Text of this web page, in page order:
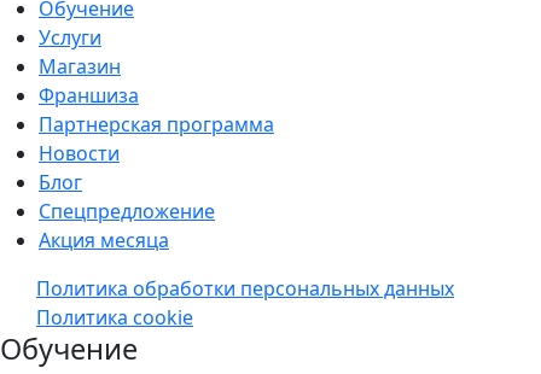
Обучение
Услуги
Магазин
Франшиза
Партнерская программа
Новости
Блог
Спецпредложение
Акция месяца
Политика обработки персональных данных
Политика cookie
Обучение